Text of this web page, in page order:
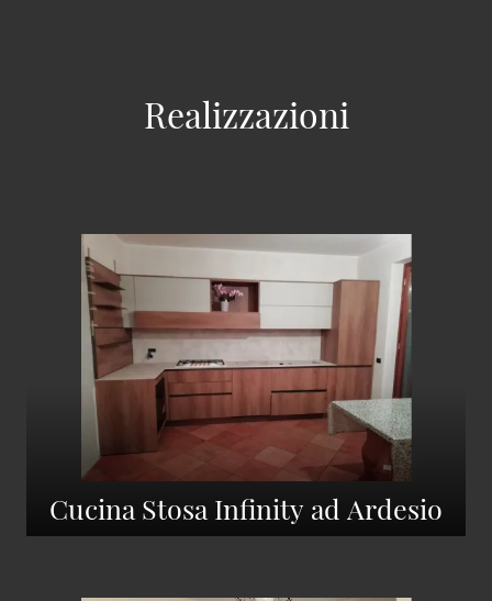
Cucina Stosa Infinity ad Ardesio
Realizzazioni